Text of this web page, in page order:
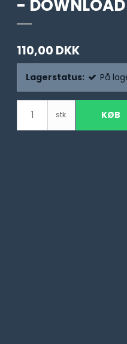
- DOWNLOAD
110,00 DKK
Lagerstatus: På
stk. KØB